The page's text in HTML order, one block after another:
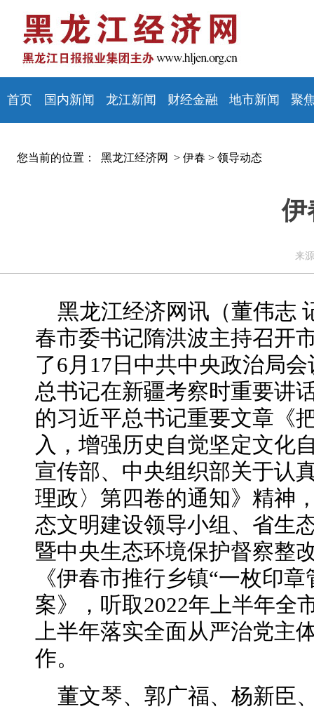
首页 国内新闻 龙江新闻 财经金融 地市新闻 聚
您当前的位置： 黑龙江经济网 > 伊春 > 领导动态
伊
来
黑龙江经济网讯（董伟志
春市委书记隋洪波主持召开
了6月17日中共中央政治局
总书记在新疆考察时重要讲
的习近平总书记重要文章《
入，增强历史自觉坚定文化
宣传部、中央组织部关于认
理政〉第四卷的通知》精神
态文明建设领导小组、省生
暨中央生态环境保护督察整
《伊春市推行乡镇“一枚印
案》，听取2022年上半年全
上半年落实全面从严治党主
作。
董文琴、郭广福、杨新臣